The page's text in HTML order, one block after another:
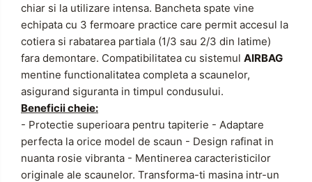
chiar si la utilizare intensa. Bancheta spate vine
echipata cu 3 fermoare practice care permit accesul la
cotiera si rabatarea partiala (1/3 sau 2/3 din latime)
fara demontare. Compatibilitatea cu sistemul AIRBAG
mentine functionalitatea completa a scaunelor,
asigurand siguranta in timpul condusului.
Beneficii cheie:
- Protectie superioara pentru tapiterie - Adaptare
perfecta la orice model de scaun - Design rafinat in
nuanta rosie vibranta - Mentinerea caracteristicilor
originale ale scaunelor. Transforma-ti masina intr-un